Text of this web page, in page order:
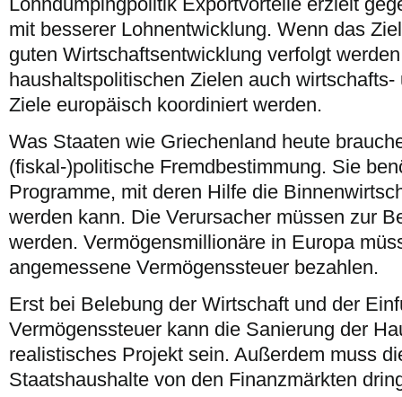
mit besserer Lohnentwicklung. Wenn das
guten Wirtschaftsentwicklung verfolgt
haushaltspolitischen Zielen auch
Ziele europäisch koordiniert werden.
Was Staaten wie Griechenland heute
(fiskal-)politische Fremdbestimmung. Sie
Programme, mit deren Hilfe die
werden kann. Die Verursacher müssen zur
werden. Vermögensmillionäre in Europa
angemessene Vermögenssteuer bezahlen.
Erst bei Belebung der Wirtschaft und der
Vermögenssteuer kann die Sanierung der
realistisches Projekt sein. Außerdem muss
Staatshaushalte von den Finanzmärkten